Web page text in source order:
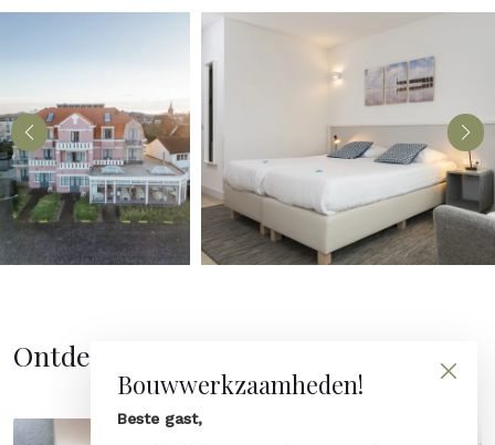
Bouwwerkzaamheden!
Beste gast,
Ontdek de kamers